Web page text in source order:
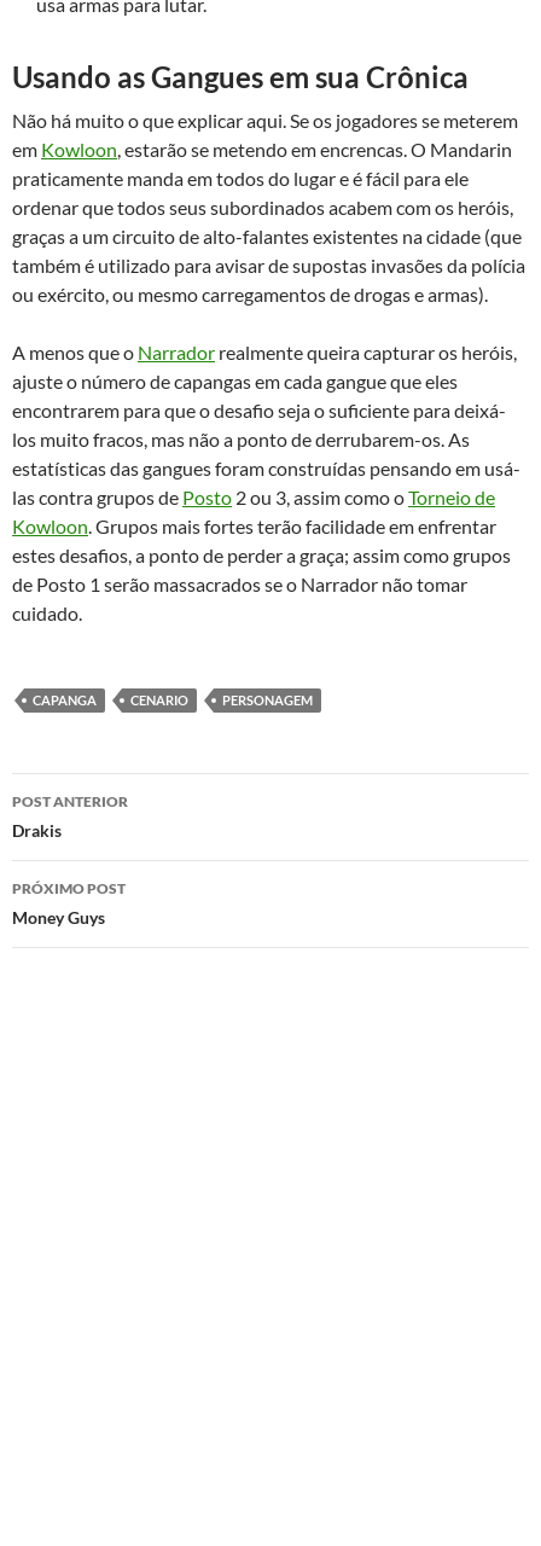
Usando as Gangues em sua Crônica
Não há muito o que explicar aqui. Se os jogadores se meterem
em Kowloon, estarão se metendo em encrencas. O Mandarin
praticamente manda em todos do lugar e é fácil para ele
ordenar que todos seus subordinados acabem com os heróis,
graças a um circuito de alto-falantes existentes na cidade (que
também é utilizado para avisar de supostas invasões da polícia
ou exército, ou mesmo carregamentos de drogas e armas).
A menos que o Narrador realmente queira capturar os heróis,
ajuste o número de capangas em cada gangue que eles
encontrarem para que o desafio seja o suficiente para deixá-
los muito fracos, mas não a ponto de derrubarem-os. As
estatísticas das gangues foram construídas pensando em usá-
las contra grupos de Posto 2 ou 3, assim como oTorneio de
Kowloon. Grupos mais fortes terão facilidade em enfrentar
estes desafios, a ponto de perder a graça; assim como grupos
de Posto 1 serão massacrados se o Narrador não tomar
cuidado.
CAPANGA CENARIO PERSONAGEM
Navegação
de
posts
POST ANTERIOR
Drakis
PRÓXIMO POST
Money Guys